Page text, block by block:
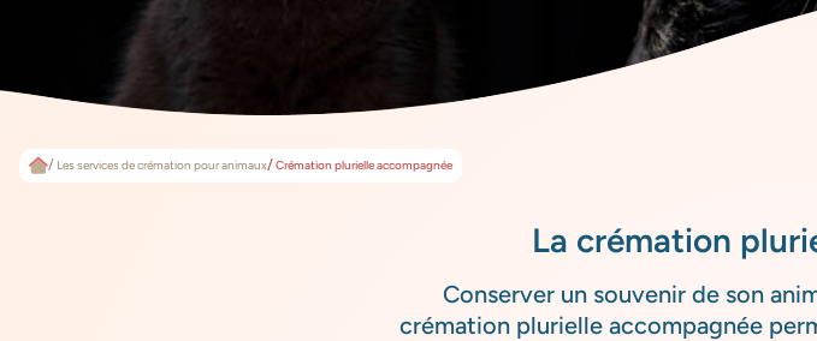
Les services de crémation pour animaux Crémation plurielle accompagnée
La crémation
Conserver un souvenir de son
crémation plurielle accompagnée